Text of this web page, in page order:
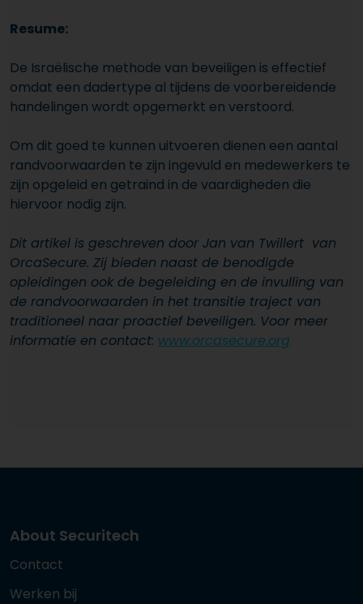
Resume:
De Israëlische methode van beveiligen is effectief
omdat een dadertype al tijdens de voorbereidende
handelingen wordt opgemerkt en verstoord.
Om dit goed te kunnen uitvoeren dienen een aantal
randvoorwaarden te zijn ingevuld en medewerkers te
zijn opgeleid en getraind in de vaardigheden die
hiervoor nodig zijn.
Dit artikel is geschreven door Jan van Twillert van
OrcaSecure. Zij bieden naast de benodigde
opleidingen ook de begeleiding en de invulling van
de randvoorwaarden in het transitie traject van
traditioneel naar proactief beveiligen. Voor meer
informatie en contact: www.orcasecure.org
About Securitech
Contact
Werken bij